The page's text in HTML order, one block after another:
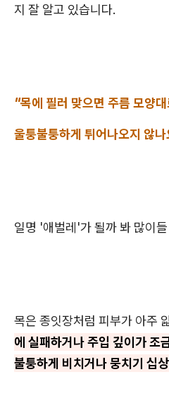
지 잘 알고 있습니다.
"목에 필러 맞으면 주름 모양
울퉁불퉁하게 튀어나오지 않
일명 '애벌레'가 될까 봐 많이
목은 종잇장처럼 피부가 아주
에 실패하거나 주입 깊이가 조
불퉁하게 비치거나 뭉치기 십상